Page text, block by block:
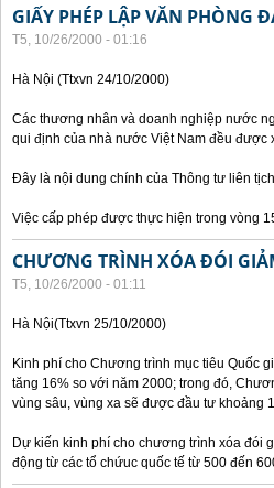
GIẤY PHÉP LẬP VĂN PHÒNG
T5, 10/26/2000 - 01:16
Hà Nội (Ttxvn 24/10/2000)
Các thương nhân và doanh nghiệp nước
qui định của nhà nước Việt Nam đều được
Đây là nội dung chính của Thông tư liên
Việc cấp phép được thực hiện trong vòng
CHƯƠNG TRÌNH XÓA ĐÓI
T5, 10/26/2000 - 01:11
Hà Nội(Ttxvn 25/10/2000)
Kinh phí cho Chương trình mục tiêu Quốc
tăng 16% so với năm 2000; trong đó,
vùng sâu, vùng xa sẽ được đầu tư khoảng
Dự kiến kinh phí cho chương trình xóa đói
động từ các tổ chứuc quốc tế từ 500 đến